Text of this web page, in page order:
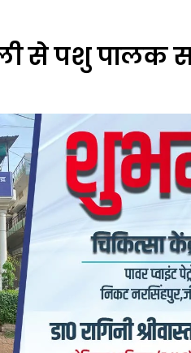
से पशु पालक